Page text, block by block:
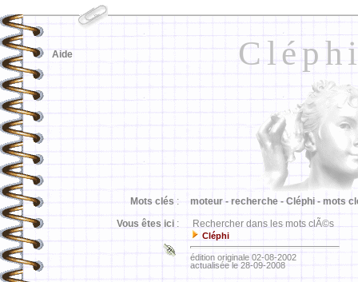
Aide
Mots clés : moteur - recherche - Cléphi - mots
Vous êtes ici : Rechercher dans les mots clÃ©s
Cléphi
édition originale 02-08-2002
actualisée le 28-09-2008